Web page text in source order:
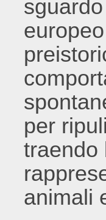
per
traendo
animali